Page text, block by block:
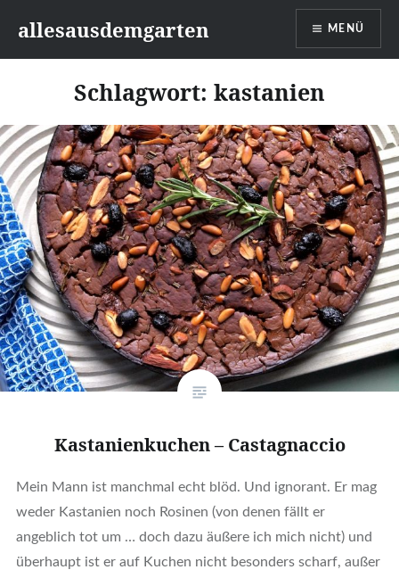
Inhaltallesausdemgarten MENÜ
Schlagwort: kastanien
Kastanienkuchen – Castagnaccio
Mein Mann ist manchmal echt blöd. Und ignorant. Er mag
weder Kastanien noch Rosinen (von denen fällt er
angeblich tot um … doch dazu äußere ich mich nicht) und
überhaupt ist er auf Kuchen nicht besonders scharf, außer